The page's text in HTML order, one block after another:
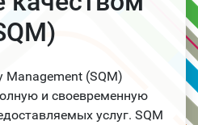
Management (SQM)
и своевременную
услуг. SQM